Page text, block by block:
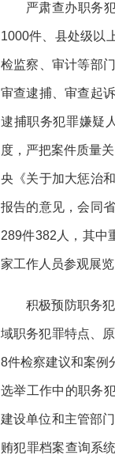
严肃查办职务
1000件、县处级以
检监察、审计等部
审查逮捕、审查起
逮捕职务犯罪嫌疑
度，严把案件质量
央《关于加大惩治
报告的意见，会同
289件382人，其中
家工作人员参观展
积极预防职务
域职务犯罪特点、
8件检察建议和案例
选举工作中的职务
建设单位和主管部
贿犯罪档案查询系